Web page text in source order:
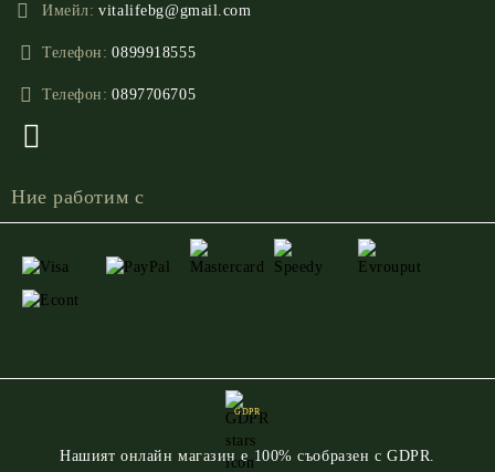
Имейл: vitalifebg@gmail.com
Телефон: 0899918555
Телефон: 0897706705
Ние работим с
GDPR
Нашият онлайн магазин е 100% съобразен с GDPR.